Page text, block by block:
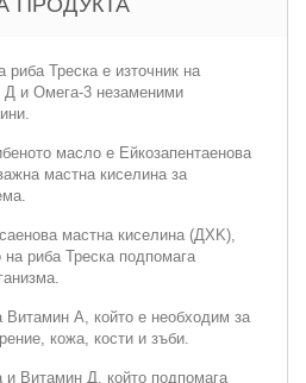
Треска e източник на
Д и Омега-3 незаменими
масло е Ейкозапентаенова
мастна киселина за
мастна киселина (ДХK),
риба Треска подпомага
А, който е необходим за
кожа, кости и зъби.
Витамин Д, който подпомага